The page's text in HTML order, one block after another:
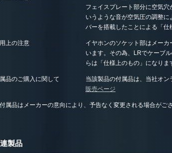
フェイスプレート部分に空気穴
いうような音が空気圧の調整
バーを搭載したことによる「仕
上の注意
イヤホンのソケット部はメー
います。その為、LRでケーブ
らは「仕様上のもの」になりま
品のご購入に関して
当該製品の付属品は、当社オ
販売ページ
属品はメーカーの意向により、予告なく変更される場合がご
製品